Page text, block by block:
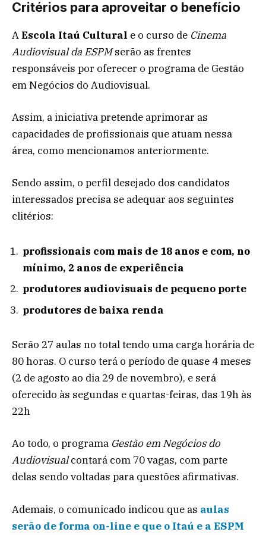
Critérios para aproveitar o benefício
AEscola Itaú Cultural e o curso de Cinema
Audiovisual da ESPMserão as frentes
responsáveis por oferecer o programa de Gestão
em Negócios do Audiovisual.
Assim, a iniciativa pretende aprimorar as
capacidades de profissionais que atuam nessa
área, como mencionamos anteriormente.
Sendo assim, o perfil desejado dos candidatos
interessados precisa se adequar aos seguintes
clitérios:
profissionais com mais de 18 anos e com, no
mínimo, 2 anos de experiência
produtores audiovisuais de pequeno porte
produtores de baixa renda
Serão 27 aulas no total tendo uma carga horária de
80 horas. O curso terá o período de quase 4 meses
(2 de agosto ao dia 29 de novembro), e será
oferecido às segundas e quartas-feiras, das 19h às
22h
Ao todo, o programa Gestão em Negócios do
Audiovisualcontará com 70 vagas, com parte
delas sendo voltadas para questões afirmativas.
Ademais, o comunicado indicou que as aulas
serão de forma on-line e que o Itaú e a ESPM